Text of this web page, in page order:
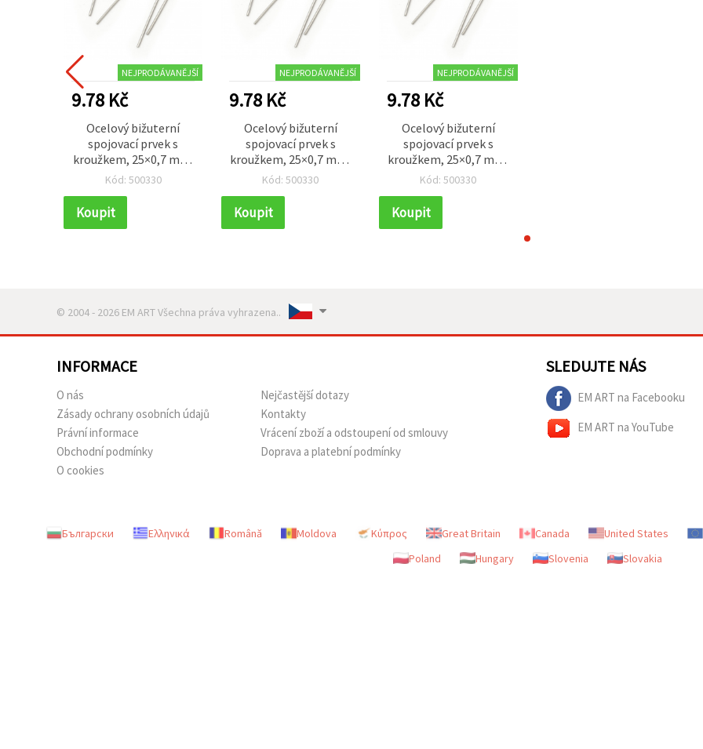
NEJPRODÁVANĚJŠÍ
9.78 Kč
Ocelový bižuterní
spojovací prvek s
kroužkem, 25×0,7 mm,
stříbrná barva – balení
Kód: 500330
Koupit
NEJPRODÁVANĚJŠÍ
9.78 Kč
Ocelový bižuterní
spojovací prvek s
kroužkem, 25×0,7 mm,
stříbrná barva – balení
Kód: 500330
Koupit
NEJPRODÁVANĚJŠÍ
9.78 Kč
Ocelový bižuterní
spojovací prvek s
kroužkem, 25×0,7 mm,
stříbrná barva – balení
Kód: 500330
Koupit
© 2004 - 2026 EM ART Všechna práva vyhrazena..
INFORMACE
O nás
Zásady ochrany osobních údajů
Právní informace
Obchodní podmínky
O cookies
Nejčastější dotazy
Kontakty
Vrácení zboží a odstoupení od smlouvy
Doprava a platební podmínky
SLEDUJTE NÁS
EM ART na Facebooku
EM ART na YouTube
Български Ελληνικά Română Moldova Κύπρος Great Britain Canada United States
Poland
Hungary Slovenia Slovakia